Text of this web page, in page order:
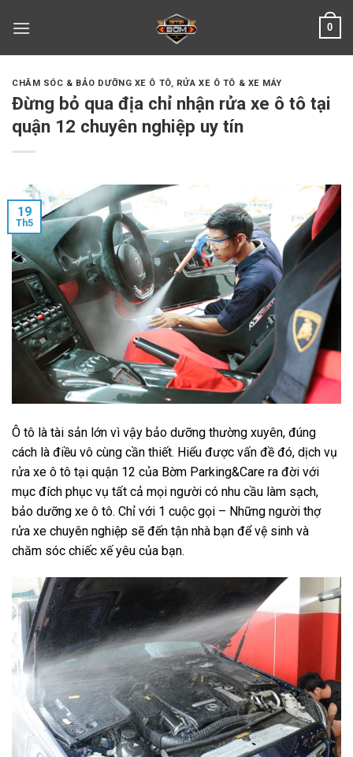
0
CHĂM SÓC & BẢO DƯỠNG XE Ô TÔ, RỬA XE Ô TÔ & XE MÁY
Đừng bỏ qua địa chỉ nhận rửa xe ô tô tại
quận 12 chuyên nghiệp uy tín
19
Th5
Ô tô là tài sản lớn vì vậy bảo dưỡng thường xuyên, đúng
cách là điều vô cùng cần thiết. Hiểu được vấn đề đó, dịch vụ
rửa xe ô tô tại quận 12 của Bờm Parking&Care ra đời với
mục đích phục vụ tất cả mọi người có nhu cầu làm sạch,
bảo dưỡng xe ô tô. Chỉ với 1 cuộc gọi – Những người thợ
rửa xe chuyên nghiệp sẽ đến tận nhà bạn để vệ sinh và
chăm sóc chiếc xế yêu của bạn.